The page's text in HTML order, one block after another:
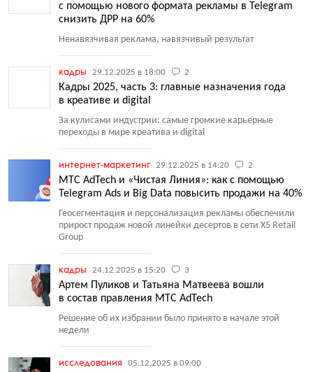
с помощью нового формата рекламы в Telegram
снизить ДРР на 60%
Ненавязчивая реклама, навязчивый результат
кадры 29.12.2025 в 18:00 2
Кадры 2025, часть 3: главные назначения года
в креативе и digital
За кулисами индустрии: самые громкие карьерные
переходы в мире креатива и digital
интернет-маркетинг 29.12.2025 в 14:20 2
МТС AdTech и «Чистая Линия»: как с помощью
Telegram Ads и Big Data повысить продажи на 40%
Геосегментация и персонализация рекламы обеспечили
прирост продаж новой линейки десертов в сети X5 Retail
Group
кадры 24.12.2025 в 15:20 3
Артем Пуликов и Татьяна Матвеева вошли
в состав правления МТС AdTech
Решение об их избрании было принято в начале этой
недели
исследования 05.12.2025 в 09:00